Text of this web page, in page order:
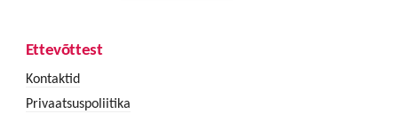
Ettevõttest
Kontaktid
Privaatsuspoliitika